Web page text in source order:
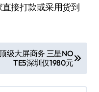
接打款或采用货到
级大屏商务 三星NO
TE5深圳仅1980元